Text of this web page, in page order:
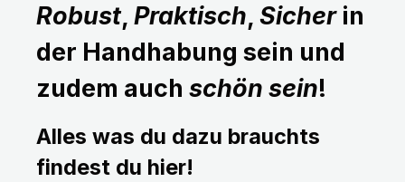
Robust, Praktisch, Sicherin
der Handhabung sein und
zudem auch schön sein!
Alles was du dazu brauchts
findest du hier!